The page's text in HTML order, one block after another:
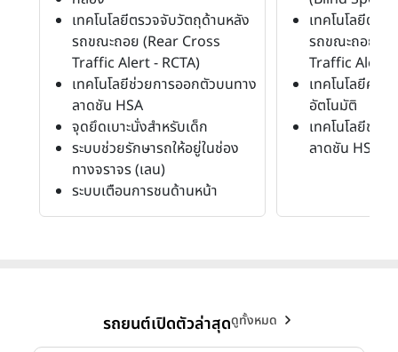
เทคโนโลยีตรวจจับวัตถุด้านหลัง
รถขณะถอย (Rear Cross
Traffic Alert - RCTA)
เทคโนโลยีช่วยการออกตัวบนทาง
ลาดชัน HSA
จุดยึดเบาะนั่งสำหรับเด็ก
ระบบช่วยรักษารถให้อยู่ในช่อง
ทางจราจร (เลน)
ระบบเตือนการชนด้านหน้า
เทคโนโลยีตร
รถขณะถอย
Traffic Alert -
เทคโนโลยีคว
อัตโนมัติ
เทคโนโลยีช่ว
ลาดชัน HSA
รถยนต์เปิดตัวล่าสุดดูทั้งหมด